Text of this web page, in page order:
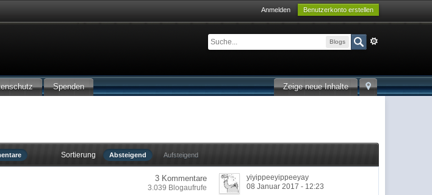
Anmelden Benutzerkonto erstellen
Blogs
Zeige neue Inhalte
Spenden
Sortierung Absteigend Aufsteigend
3 Kommentare
3.039 Blogaufrufe
yiyippeeyippeeyay
08 Januar 2017 - 12:23